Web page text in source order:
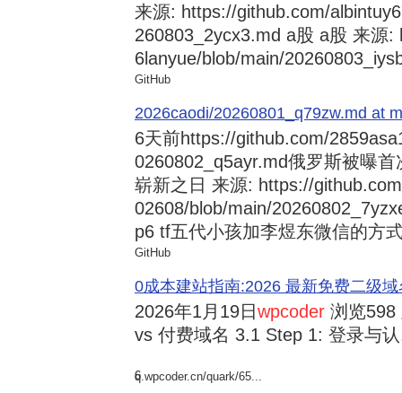
来源: https://github.com/
260803_2ycx3.md a股 a股 来源
6lanyue/blob/main/
GitHub
2026caodi/20260801_q79zw.md at
6天前https://github.com/
0260802_q5ayr.md俄罗斯被曝
崭新之日 来源: https://
02608/blob/main/
p6 tf五代小孩加李煜东微信的方
GitHub
0成本建站指南:2026 最新免费二级
2026年1月19日wpcoder 浏览598
vs 付费域名 3.1 Step 1: 登录与
6
q.wpcoder.cn/quark/65...